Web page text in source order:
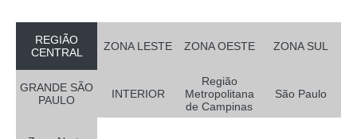
REGIÃO
CENTRAL
ZONA LESTE ZONA OESTE ZONA SUL
GRANDE SÃO
PAULO
INTERIOR
Região
Metropolitana
de Campinas
São Paulo